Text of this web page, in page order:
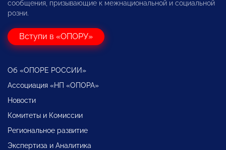
сообщения, призывающие к межнациональной и социальной
розни.
Вступи в «ОПОРУ»
Об «ОПОРЕ РОССИИ»
Ассоциация «НП «ОПОРА»
Новости
Комитеты и Комиссии
Региональное развитие
Экспертиза и Аналитика